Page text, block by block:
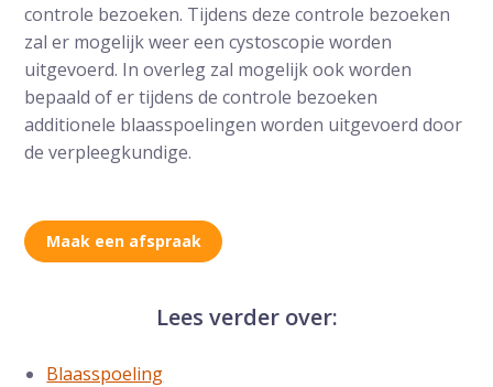
controle bezoeken. Tijdens deze controle bezoeken
zal er mogelijk weer een cystoscopie worden
uitgevoerd. In overleg zal mogelijk ook worden
bepaald of er tijdens de controle bezoeken
additionele blaasspoelingen worden uitgevoerd door
de verpleegkundige.
Maak een afspraak
Lees verder over:
Blaasspoeling